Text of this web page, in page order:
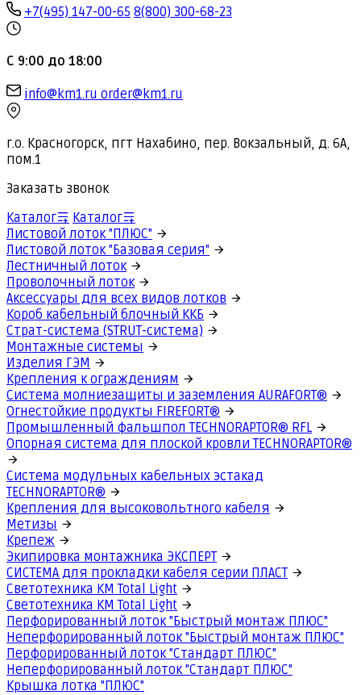
+7(495) 147-00-65 8(800) 300-68-23
С 9:00 до 18:00
info@km1.ru order@km1.ru
г.о. Красногорск, пгт Нахабино, пер. Вокзальный, д. 6А,
пом.1
Заказать звонок
Каталог
Каталог
Листовой лоток "ПЛЮС"
Листовой лоток "Базовая серия"
Лестничный лоток
Проволочный лоток
Аксессуары для всех видов лотков
Короб кабельный блочный ККБ
Страт-система (STRUT-система)
Монтажные системы
Изделия ГЭМ
Крепления к ограждениям
Система молниезащиты и заземления AURAFORT®
Огнестойкие продукты FIREFORT®
Промышленный фальшпол TECHNORAPTOR® RFL
Опорная система для плоской кровли TECHNORAPTOR®
Система модульных кабельных эстакад
TECHNORAPTOR®
Крепления для высоковольтного кабеля
Метизы
Крепеж
Экипировка монтажника ЭКСПЕРТ
СИСТЕМА для прокладки кабеля серии ПЛАСТ
Светотехника КМ Total Light
Светотехника КМ Total Light
Перфорированный лоток "Быстрый монтаж ПЛЮС"
Неперфорированный лоток "Быстрый монтаж ПЛЮС"
Перфорированный лоток "Стандарт ПЛЮС"
Неперфорированный лоток "Стандарт ПЛЮС"
Крышка лотка "ПЛЮС"